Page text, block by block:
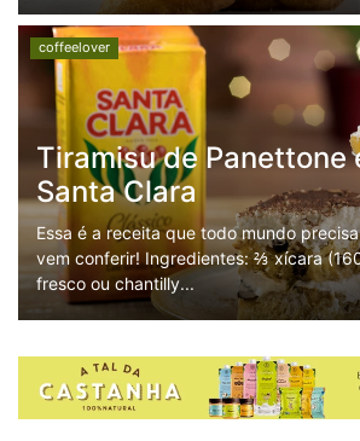
coffeelover
Tiramisu de Panettone
Santa Clara
Essa é a receita que todo mundo
vem conferir! Ingredientes: ⅔ xícara
fresco ou chantilly...